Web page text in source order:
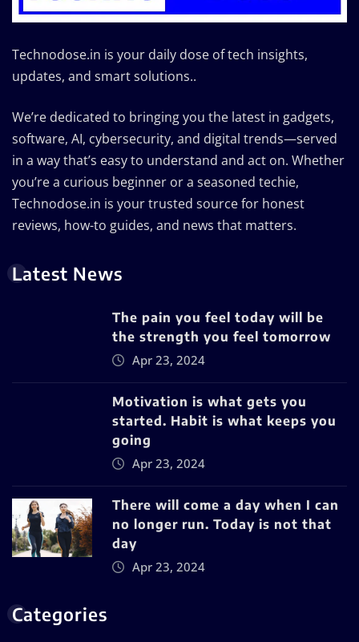
Technodose.in is your daily dose of tech insights,
updates, and smart solutions..
We’re dedicated to bringing you the latest in gadgets,
software, AI, cybersecurity, and digital trends—served
in a way that’s easy to understand and act on. Whether
you’re a curious beginner or a seasoned techie,
Technodose.in is your trusted source for honest
reviews, how-to guides, and news that matters.
Latest News
The pain you feel today will be
the strength you feel tomorrow
Apr 23, 2024
Motivation is what gets you
started. Habit is what keeps you
going
Apr 23, 2024
There will come a day when I can
no longer run. Today is not that
day
Apr 23, 2024
Categories